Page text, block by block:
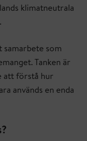
klimatneutrala
samarbete som
Tanken är
att förstå hur
används en enda